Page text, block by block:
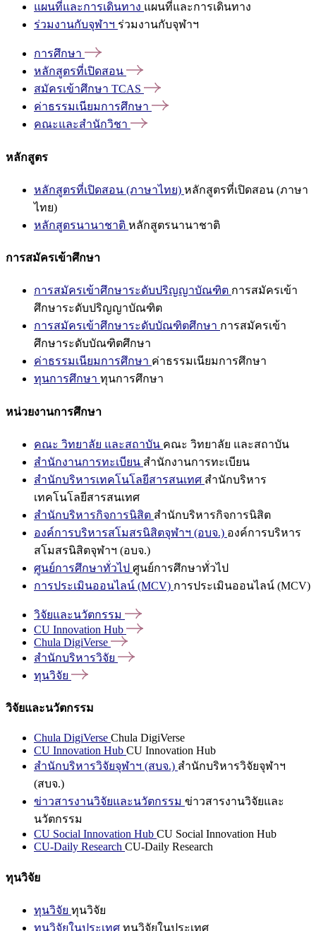
แผนที่และการเดินทาง แผนที่และการเดินทาง
ร่วมงานกับจุฬาฯ ร่วมงานกับจุฬาฯ
การศึกษา
หลักสูตรที่เปิดสอน
สมัครเข้าศึกษา TCAS
ค่าธรรมเนียมการศึกษา
คณะและสำนักวิชา
หลักสูตร
หลักสูตรที่เปิดสอน (ภาษาไทย) หลักสูตรที่เปิดสอน (ภาษา
ไทย)
หลักสูตรนานาชาติ หลักสูตรนานาชาติ
การสมัครเข้าศึกษา
การสมัครเข้าศึกษาระดับปริญญาบัณฑิต การสมัครเข้า
ศึกษาระดับปริญญาบัณฑิต
การสมัครเข้าศึกษาระดับบัณฑิตศึกษา การสมัครเข้า
ศึกษาระดับบัณฑิตศึกษา
ค่าธรรมเนียมการศึกษา ค่าธรรมเนียมการศึกษา
ทุนการศึกษา ทุนการศึกษา
หน่วยงานการศึกษา
คณะ วิทยาลัย และสถาบัน คณะ วิทยาลัย และสถาบัน
สำนักงานการทะเบียน สำนักงานการทะเบียน
สำนักบริหารเทคโนโลยีสารสนเทศ สำนักบริหาร
เทคโนโลยีสารสนเทศ
สำนักบริหารกิจการนิสิต สำนักบริหารกิจการนิสิต
องค์การบริหารสโมสรนิสิตจุฬาฯ (อบจ.) องค์การบริหาร
สโมสรนิสิตจุฬาฯ (อบจ.)
ศูนย์การศึกษาทั่วไป ศูนย์การศึกษาทั่วไป
การประเมินออนไลน์ (MCV) การประเมินออนไลน์ (MCV)
วิจัยและนวัตกรรม
CU Innovation Hub
Chula DigiVerse
สำนักบริหารวิจัย
ทุนวิจัย
วิจัยและนวัตกรรม
Chula DigiVerse Chula DigiVerse
CU Innovation Hub CU Innovation Hub
สำนักบริหารวิจัยจุฬาฯ (สบจ.) สำนักบริหารวิจัยจุฬาฯ
(สบจ.)
ข่าวสารงานวิจัยและนวัตกรรม ข่าวสารงานวิจัยและ
นวัตกรรม
CU Social Innovation Hub CU Social Innovation Hub
CU-Daily Research CU-Daily Research
ทุนวิจัย
ทุนวิจัย ทุนวิจัย
ทุนวิจัยในประเทศ ทุนวิจัยในประเทศ